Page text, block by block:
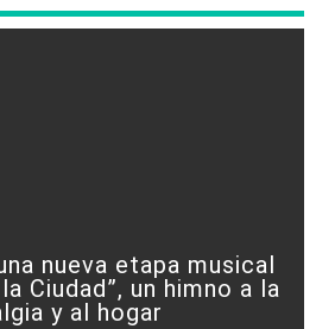
nueva etapa musical
Ciudad”, un himno a la
y al hogar